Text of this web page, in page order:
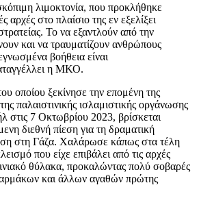
λιμοκτονία, που προκλήθηκε
αρχές στο πλαίσιο της εν εξελίξει
Το να εξαντλούν από την
και να τραυματίζουν ανθρώπους
βοήθεια είναι
η ΜΚΟ.
οποίου ξεκίνησε την επομένη της
παλαιστινικής ισλαμιστικής οργάνωσης
στις 7 Οκτωβρίου 2023, βρίσκεται
διεθνή πίεση για τη δραματική
στη Γάζα. Χαλάρωσε κάπως στα τέλη
που είχε επιβάλει από τις αρχές
θύλακα, προκαλώντας πολύ σοβαρές
και άλλων αγαθών πρώτης